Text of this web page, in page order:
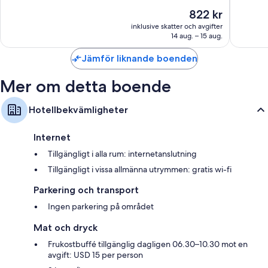
Balkonger, vattenkokare och daglig städning
Priset
är
822 kr
822 kr
inklusive skatter och avgifter
14 aug. – 15 aug.
Jämför liknande boenden
Mer om detta boende
Hotellbekvämligheter
Internet
Tillgängligt i alla rum: internetanslutning
Tillgängligt i vissa allmänna utrymmen: gratis wi-fi
Parkering och transport
Ingen parkering på området
Mat och dryck
Frukostbuffé tillgänglig dagligen 06.30–10.30 mot en
avgift: USD 15 per person